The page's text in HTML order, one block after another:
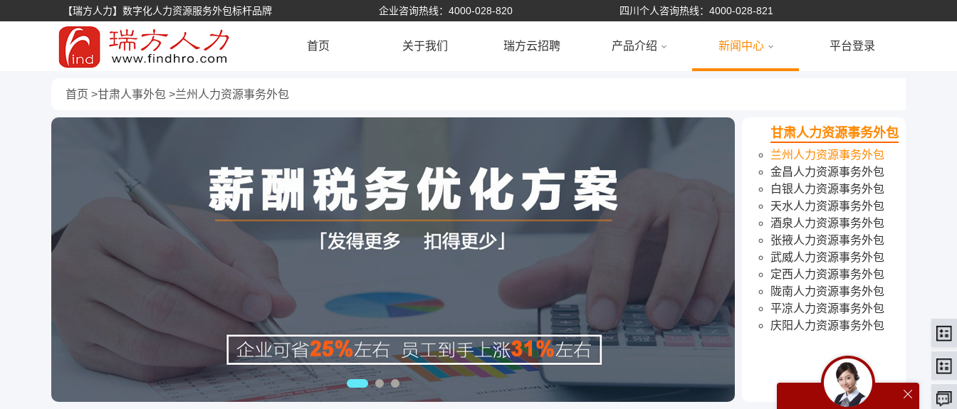
【瑞方人力】数字化人力资源服务外包标杆品牌 企业咨询热线：4000-028-820 四川个人咨询热线：4000-028-821
首页 关于我们 瑞方云招聘 产品介绍 新闻中心 平台登录
首页 甘肃人事外包 兰州人力资源事务外包
甘肃人力资源事务外包
兰州人力资源事务外包
金昌人力资源事务外包
白银人力资源事务外包
天水人力资源事务外包
酒泉人力资源事务外包
张掖人力资源事务外包
武威人力资源事务外包
定西人力资源事务外包
陇南人力资源事务外包
平凉人力资源事务外包
庆阳人力资源事务外包